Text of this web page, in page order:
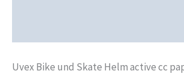
Uvex Bike und Skate Helm active cc